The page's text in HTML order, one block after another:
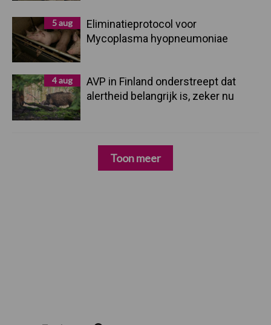
5 aug
Eliminatieprotocol voor
Mycoplasma hyopneumoniae
4 aug
AVP in Finland onderstreept dat
alertheid belangrijk is, zeker nu
Toon meer